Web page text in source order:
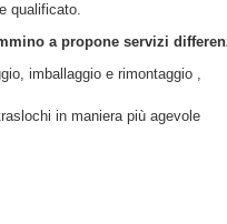
qualificato.
a propone servizi
imballaggio e rimontaggio ,
in maniera più agevole